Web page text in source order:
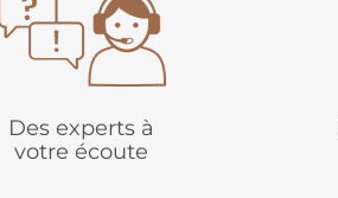
Des experts à
votre écoute